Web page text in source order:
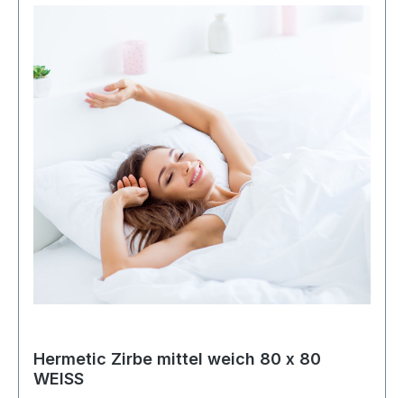
Hermetic Zirbe mittel weich 80 x 80
WEISS